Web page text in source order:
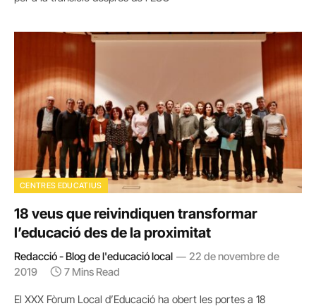
CENTRES EDUCATIUS
18 veus que reivindiquen transformar
l’educació des de la proximitat
Redacció - Blog de l'educació local
22 de novembre de
2019
7 Mins Read
El XXX Fòrum Local d’Educació ha obert les portes a 18